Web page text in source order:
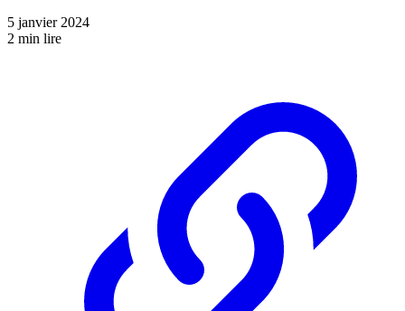
5 janvier 2024
2 min lire